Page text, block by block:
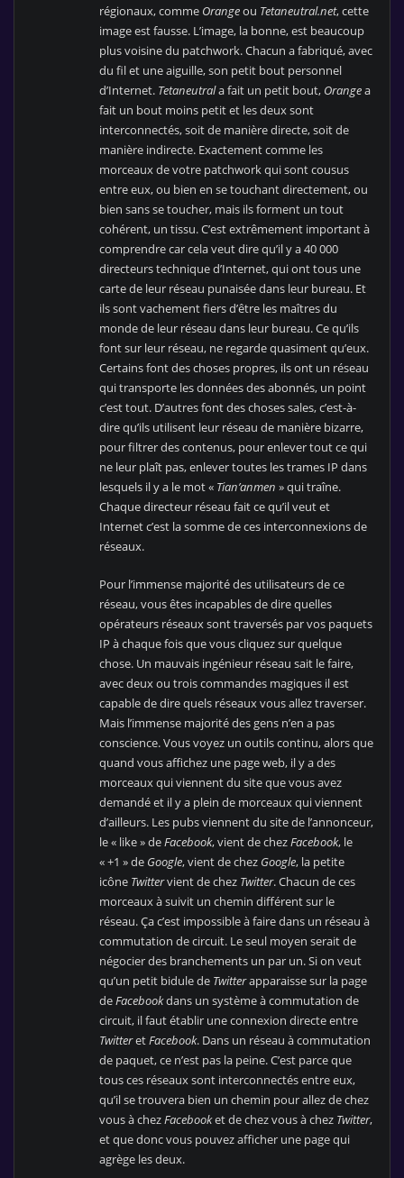
régionaux, comme Orangeou Tetaneutral.net, cette
image est fausse. L’image, la bonne, est beaucoup
plus voisine du patchwork. Chacun a fabriqué, avec
du fil et une aiguille, son petit bout personnel
d’Internet. Tetaneutrala fait un petit bout, Orangea
fait un bout moins petit et les deux sont
interconnectés, soit de manière directe, soit de
manière indirecte. Exactement comme les
morceaux de votre patchwork qui sont cousus
entre eux, ou bien en se touchant directement, ou
bien sans se toucher, mais ils forment un tout
cohérent, un tissu. C’est extrêmement important à
comprendre car cela veut dire qu’il y a 40 000
directeurs technique d’Internet, qui ont tous une
carte de leur réseau punaisée dans leur bureau. Et
ils sont vachement fiers d’être les maîtres du
monde de leur réseau dans leur bureau. Ce qu’ils
font sur leur réseau, ne regarde quasiment qu’eux.
Certains font des choses propres, ils ont un réseau
qui transporte les données des abonnés, un point
c’est tout. D’autres font des choses sales, c’est-à-
dire qu’ils utilisent leur réseau de manière bizarre,
pour filtrer des contenus, pour enlever tout ce qui
ne leur plaît pas, enlever toutes les trames IP dans
lesquels il y a le mot « Tian’anmen » qui traîne.
Chaque directeur réseau fait ce qu’il veut et
Internet c’est la somme de ces interconnexions de
réseaux.
Pour l’immense majorité des utilisateurs de ce
réseau, vous êtes incapables de dire quelles
opérateurs réseaux sont traversés par vos paquets
IP à chaque fois que vous cliquez sur quelque
chose. Un mauvais ingénieur réseau sait le faire,
avec deux ou trois commandes magiques il est
capable de dire quels réseaux vous allez traverser.
Mais l’immense majorité des gens n’en a pas
conscience. Vous voyez un outils continu, alors que
quand vous affichez une page web, il y a des
morceaux qui viennent du site que vous avez
demandé et il y a plein de morceaux qui viennent
d’ailleurs. Les pubs viennent du site de l’annonceur,
le « like » deFacebook, vient de chezFacebook, le
« +1 » de Google, vient de chez Google, la petite
icône Twittervient de chez Twitter. Chacun de ces
morceaux à suivit un chemin différent sur le
réseau. Ça c’est impossible à faire dans un réseau à
commutation de circuit. Le seul moyen serait de
négocier des branchements un par un. Si on veut
qu’un petit bidule de Twitterapparaisse sur la page
deFacebookdans un système à commutation de
circuit, il faut établir une connexion directe entre
TwitteretFacebook. Dans un réseau à commutation
de paquet, ce n’est pas la peine. C’est parce que
tous ces réseaux sont interconnectés entre eux,
qu’il se trouvera bien un chemin pour allez de chez
vous à chezFacebooket de chez vous à chez Twitter,
et que donc vous pouvez afficher une page qui
agrège les deux.